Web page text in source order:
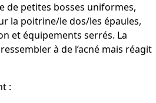
de petites bosses uniformes,
la poitrine/le dos/les épaules,
et équipements serrés. La
à de l’acné mais réagit
: